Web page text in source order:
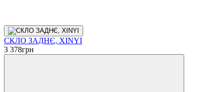
СКЛО ЗАДНЄ, XINYI
3 378грн